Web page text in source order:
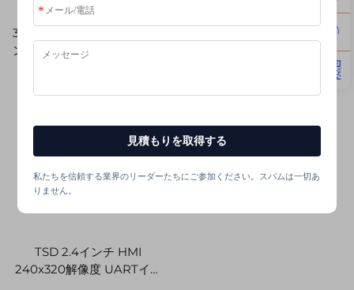
3.5インチ 320*480 UARTイ
ンターフェース IL9488 12H
240x320解像度 UARTイン
ターフェース ST7789V 6H
TN TFT LCD タッチスクリ
TSD 2.4インチ HMI
240x320解像度 UARTイン
見積もりを取得する
私たちを信頼する業界のリーダーたちにご参加ください。スパムは一切あ
りません。